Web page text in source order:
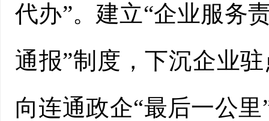
代办”。建立“企业服务
通报”制度，下沉企业
向连通政企“最后一公